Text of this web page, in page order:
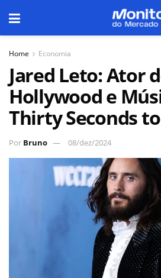
Home Economia
Jared Leto: Ator
Hollywood e
Thirty Seconds
Por Bruno 08/dez/2024